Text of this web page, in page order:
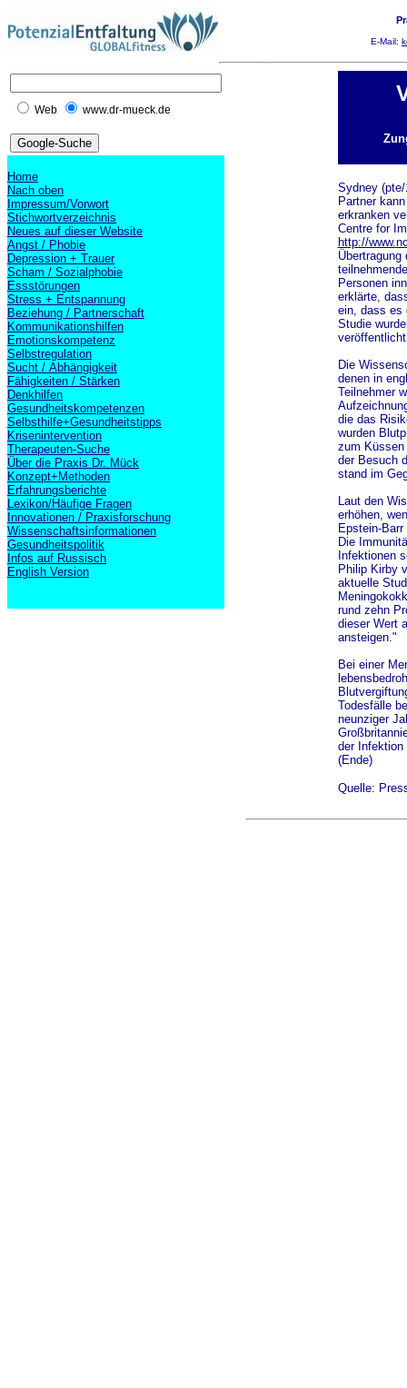
E-Mail:
Web www.dr-mueck.de
Home
Nach oben
Impressum/Vorwort
Stichwortverzeichnis
Neues auf dieser Website
Angst / Phobie
Depression + Trauer
Scham / Sozialphobie
Essstörungen
Stress + Entspannung
Beziehung / Partnerschaft
Kommunikationshilfen
Emotionskompetenz
Selbstregulation
Sucht / Abhängigkeit
Fähigkeiten / Stärken
Denkhilfen
Gesundheitskompetenzen
Selbsthilfe+Gesundheitstipps
Krisenintervention
Therapeuten-Suche
Über die Praxis Dr. Mück
Konzept+Methoden
Erfahrungsberichte
Lexikon/Häufige Fragen
Innovationen / Praxisforschung
Wissenschaftsinformationen
Gesundheitspolitik
Infos auf Russisch
English Version
Sydney
Partner
erkranken
Centre for
http://
Personen
erklärte,
ein, dass es
Studie
Die
denen in
Teilnehmer
die das
wurden
zum Küssen
der Besuch
stand im
Laut den
erhöhen,
Epstein-
Die
Infektionen
Philip Kirby
aktuelle
rund zehn
dieser Wert
ansteigen."
Bei einer
Todesfälle
neunziger
der Infektion
(Ende)
Quelle: